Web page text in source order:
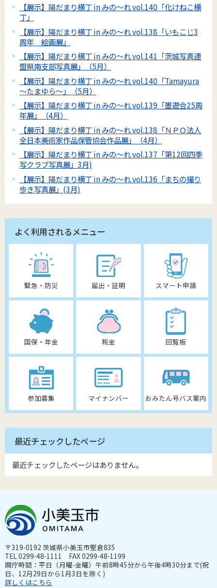
【展示】陽だまり横丁 in みの～れ vol.140「化けねこ横
丁」
【展示】陽だまり横丁 in みの～れ vol.138「いもこじ3
周年 絵画展」
【展示】陽だまり横丁 in みの～れ vol.141「茨城写真連
盟県南支部写真展」（5月）
【展示】陽だまり横丁 in みの～れ vol.140「Tamayura
～たまゆら～」（5月）
【展示】陽だまり横丁 in みの～れ vol.139「墨遊会25周
年展」（4月）
【展示】陽だまり横丁 in みの～れ vol.138「ＮＰＯ法人
全日本美術家作品保管協会作品展」（4月）
【展示】陽だまり横丁 in みの～れ vol.137「第12回四季
写クラブ写真展」3月)
【展示】陽だまり横丁 in みの～れ vol.136「まちの撮り
歩き写真展」(3月)
よく利用されるメニュー
緊急・防災 届出・証明 スマート申請
国保・年金 税金 回覧板
参加募集 マイナンバー おみたん号バス案内
最近チェックしたページ
最近チェックしたページはありません。
〒319-0192 茨城県小美玉市堅倉835
TEL 0299-48-1111 FAX 0299-48-1199
開庁時間：平日（月曜-金曜）午前8時45分から午後4時30分まで(祝
日、12月29日から1月3日を除く)
詳しくはこちら